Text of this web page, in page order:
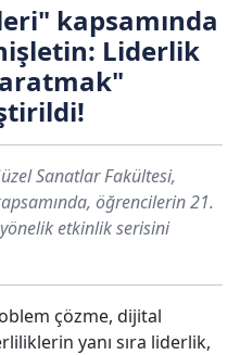
kapsamında
Liderlik
Sanatlar Fakültesi,
öğrencilerin 21.
etkinlik serisini
çözme, dijital
yanı sıra liderlik,